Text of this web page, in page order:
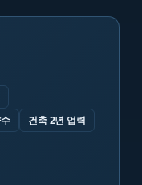
건축 2년 업력